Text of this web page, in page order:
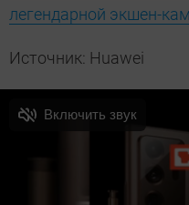
легендарной экшен-
Источник: Huawei